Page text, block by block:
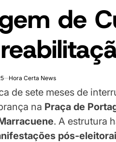
de
Hora Certa News
de sete meses de
na Praça de
. A estrutura
pós-